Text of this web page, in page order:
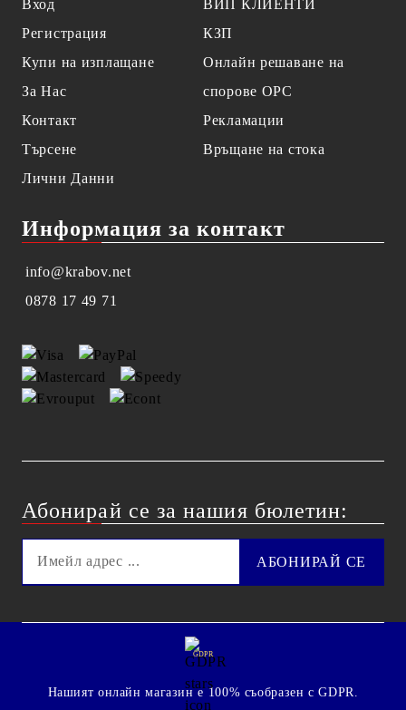
Вход
Регистрация
Купи на изплащане
За Нас
Контакт
Търсене
Лични Данни
ВИП КЛИЕНТИ
КЗП
Онлайн решаване на
спорове OPC
Рекламации
Връщане на стока
Информация за контакт
info@krabov.net
0878 17 49 71
Абонирай се за нашия бюлетин:
GDPR
Нашият онлайн магазин е 100% съобразен с GDPR.